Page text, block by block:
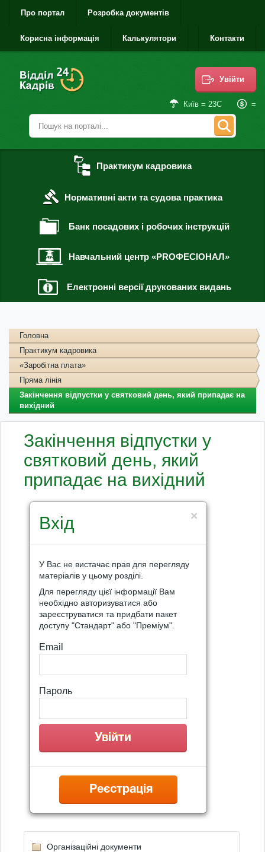
Про портал Розробка документів
Корисна інформація Калькулятори Контакти
Увійти
Київ = 23С =
Практикум кадровика
Нормативні акти та судова практика
Банк посадових і робочих інструкцій
Навчальний центр «PROФЕСІОНАЛ»
Електронні версії друкованих видань
Головна
Практикум кадровика
«Заробітна плата»
Пряма лінія
Закінчення відпустки у святковий день, який припадає на
вихідний
Закінчення відпустки у
святковий день, який
припадає на вихідний
×
Вхід
У Вас не вистачає прав для перегляду
матеріалів у цьому розділі.
Для перегляду цієї інформації Вам
необхідно авторизуватися або
зареєструватися та придбати пакет
доступу "Стандарт" або "Преміум".
Email
Пароль
Реєстрація
Організаційні документи